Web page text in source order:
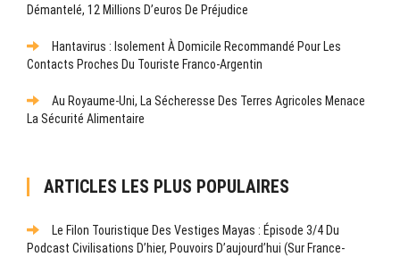
Démantelé, 12 Millions D’euros De Préjudice
Hantavirus : Isolement À Domicile Recommandé Pour Les
Contacts Proches Du Touriste Franco-Argentin
Au Royaume-Uni, La Sécheresse Des Terres Agricoles Menace
La Sécurité Alimentaire
ARTICLES LES PLUS POPULAIRES
Le Filon Touristique Des Vestiges Mayas : Épisode 3/4 Du
Podcast Civilisations D’hier, Pouvoirs D’aujourd’hui (sur France-